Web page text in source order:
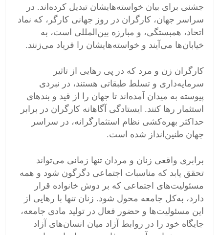
جشنی برای بیان خواسته‌هایشان تبدیل کرده‌اند. در
سراسر جهان، کارگران در روز جهانی کارگر، که نماد
اتحاد، همبستگی، و مبارزه بین‌المللی است، به
خیابان‌ها می‌آیند و خواسته‌هایشان را فریاد می‌زنند.
کارگران زن و مرد که در پی رهایی از تاثیر
سرمایه‌داری و تسلط طبقاتی هستند، در نبردی
پیوسته به میدان آمده‌اند تا جهان را از قید و بندهای
استثمار رها کنند. ایستادگی آگاهانه‌ کارگران در برابر
حداکثر بهره‌کشی نظام استثمارگرانه، در سراسر
جهان طنین‌انداز شده است.
برابری واقعی زنان و مردان تنها زمانی می‌تواند
تحقق یابد که مناسبات اجتماعی دگرگون شود و ‌همه‌
مسئولیت‌های اجتماعی که بر دوش خانواده قرار
دارد، به‌کل جامعه محول شود. زنان تنها با رهایی از
این مسئولیت‌ها و حضور فعال در تولید مادی جامعه،
جایگاه خود را در روابط آزاد میان انسان‌های آزاد